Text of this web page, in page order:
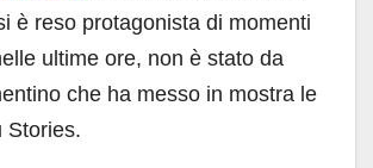
è reso protagonista di momenti
ultime ore, non è stato da
che ha messo in mostra le
Stories.